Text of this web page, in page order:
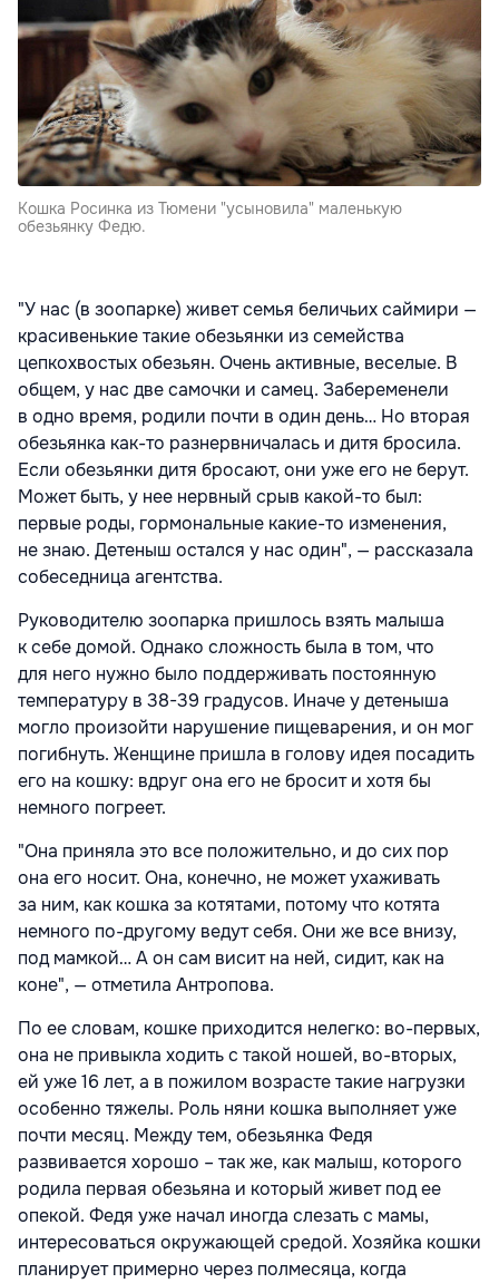
Кошка Росинка из Тюмени "усыновила" маленькую
обезьянку Федю.
"У нас (в зоопарке) живет семья беличьих саймири —
красивенькие такие обезьянки из семейства
цепкохвостых обезьян. Очень активные, веселые. В
общем, у нас две самочки и самец. Забеременели
в одно время, родили почти в один день… Но вторая
обезьянка как-то разнервничалась и дитя бросила.
Если обезьянки дитя бросают, они уже его не берут.
Может быть, у нее нервный срыв какой-то был:
первые роды, гормональные какие-то изменения,
не знаю. Детеныш остался у нас один", — рассказала
собеседница агентства.
Руководителю зоопарка пришлось взять малыша
к себе домой. Однако сложность была в том, что
для него нужно было поддерживать постоянную
температуру в 38-39 градусов. Иначе у детеныша
могло произойти нарушение пищеварения, и он мог
погибнуть. Женщине пришла в голову идея посадить
его на кошку: вдруг она его не бросит и хотя бы
немного погреет.
"Она приняла это все положительно, и до сих пор
она его носит. Она, конечно, не может ухаживать
за ним, как кошка за котятами, потому что котята
немного по-другому ведут себя. Они же все внизу,
под мамкой… А он сам висит на ней, сидит, как на
коне", — отметила Антропова.
По ее словам, кошке приходится нелегко: во-первых,
она не привыкла ходить с такой ношей, во-вторых,
ей уже 16 лет, а в пожилом возрасте такие нагрузки
особенно тяжелы. Роль няни кошка выполняет уже
почти месяц. Между тем, обезьянка Федя
развивается хорошо – так же, как малыш, которого
родила первая обезьяна и который живет под ее
опекой. Федя уже начал иногда слезать с мамы,
интересоваться окружающей средой. Хозяйка кошки
планирует примерно через полмесяца, когда